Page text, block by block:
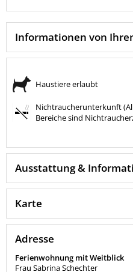
Informationen von
Haustiere erlaubt
Nichtraucherunterkunft
Bereiche sind
Ausstattung &
Karte
Adresse
Ferienwohnung mit Weitblick
Frau Sabrina Schechter